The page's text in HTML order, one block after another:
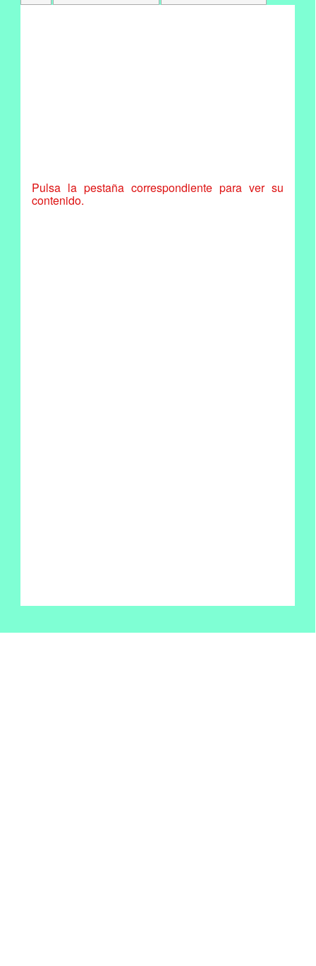
Pulsa la pestaña correspondiente para ver su
contenido.